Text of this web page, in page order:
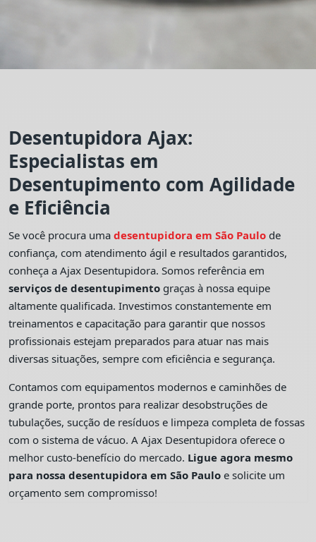
Desentupidora Ajax:
Especialistas em
Desentupimento com Agilidade
e Eficiência
Se você procura umadesentupidora em São Paulo de
confiança, com atendimento ágil e resultados garantidos,
conheça a Ajax Desentupidora. Somos referência em
serviços de desentupimento graças à nossa equipe
altamente qualificada. Investimos constantemente em
treinamentos e capacitação para garantir que nossos
profissionais estejam preparados para atuar nas mais
diversas situações, sempre com eficiência e segurança.
Contamos com equipamentos modernos e caminhões de
grande porte, prontos para realizar desobstruções de
tubulações, sucção de resíduos e limpeza completa de fossas
com o sistema de vácuo. A Ajax Desentupidora oferece o
melhor custo-benefício do mercado. Ligue agora mesmo
para nossa desentupidora em São Paulo e solicite um
orçamento sem compromisso!